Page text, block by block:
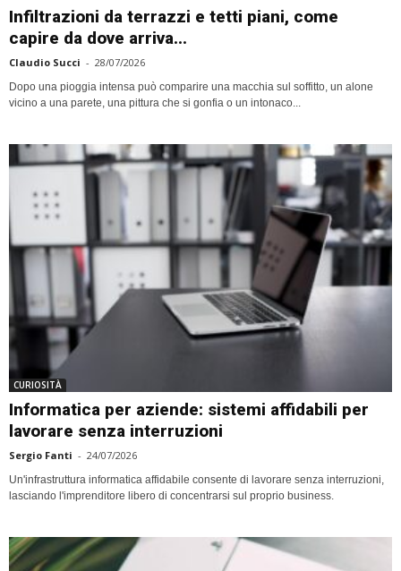
Infiltrazioni da terrazzi e tetti piani, come
capire da dove arriva...
Claudio Succi - 28/07/2026
Dopo una pioggia intensa può comparire una macchia sul soffitto, un alone
vicino a una parete, una pittura che si gonfia o un intonaco...
CURIOSITÀ
Informatica per aziende: sistemi affidabili per
lavorare senza interruzioni
Sergio Fanti - 24/07/2026
Un'infrastruttura informatica affidabile consente di lavorare senza interruzioni,
lasciando l'imprenditore libero di concentrarsi sul proprio business.